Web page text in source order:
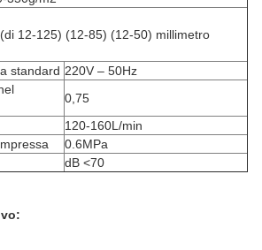
12-125) (12-85) (12-50) millimetro
standard 220V – 50Hz
0,75
120-160L/min
0.6MPa
dB <70